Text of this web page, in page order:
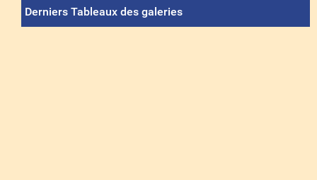
Derniers Tableaux des galeries